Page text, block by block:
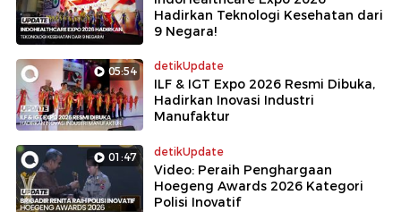
Hadirkan Teknologi Kesehatan dari
9 Negara!
05:54 detikUpdate
ILF & IGT Expo 2026 Resmi Dibuka,
Hadirkan Inovasi Industri
Manufaktur
01:47 detikUpdate
Video: Peraih Penghargaan
Hoegeng Awards 2026 Kategori
Polisi Inovatif